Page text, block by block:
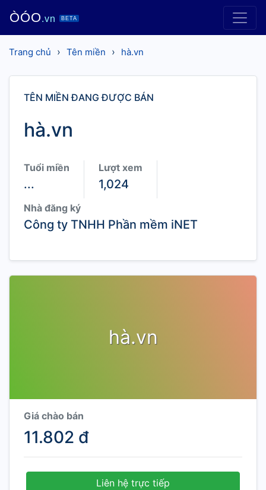
ÒÓO.vn BETA
Trang chủ › Tên miền › hà.vn
TÊN MIỀN ĐANG ĐƯỢC BÁN
hà.vn
Tuổi miền
...
Lượt xem
1,024
Nhà đăng ký
Công ty TNHH Phần mềm iNET
hà.vn
Giá chào bán
11.802 đ
Liên hệ trực tiếp